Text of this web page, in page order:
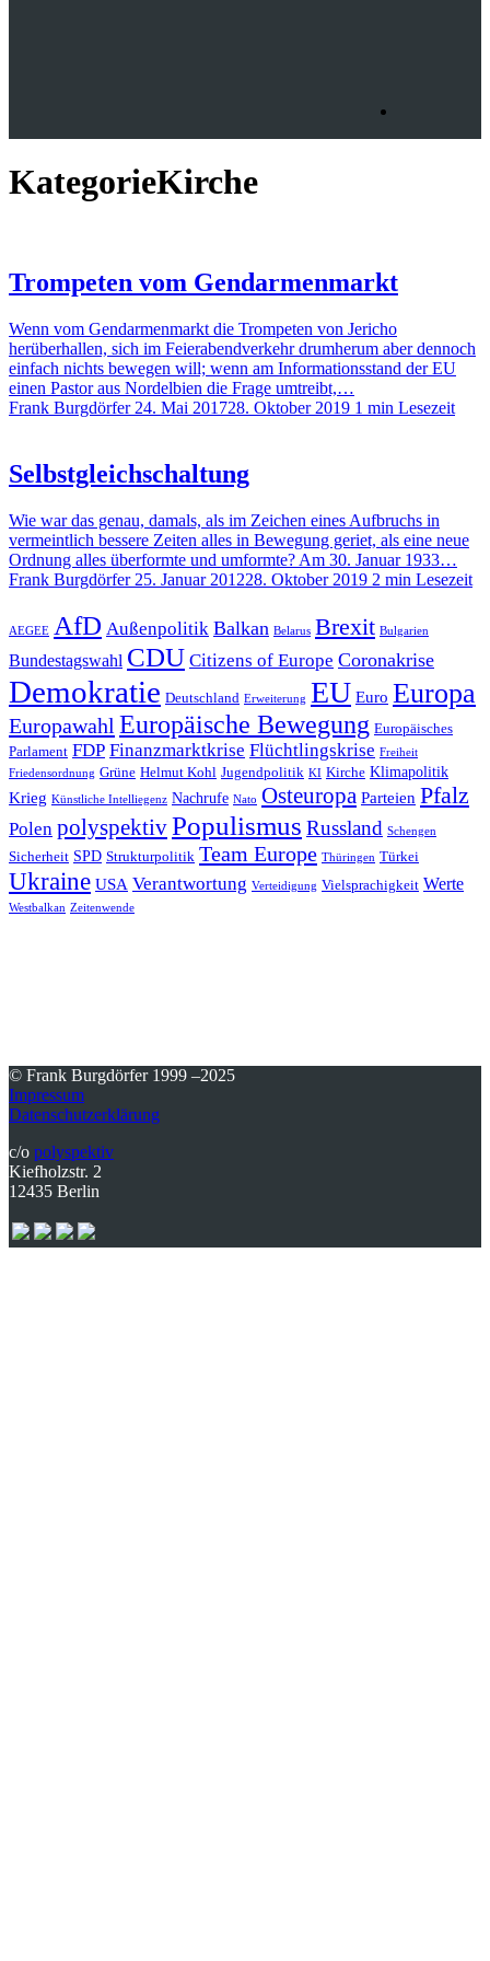
KategorieKirche
Trompeten vom Gendarmenmarkt
Wenn vom Gendarmenmarkt die Trompeten von Jericho
herüberhallen, sich im Feierabendverkehr drumherum aber dennoch
einfach nichts bewegen will; wenn am Informationsstand der EU
einen Pastor aus Nordelbien die Frage umtreibt,…
Frank Burgdörfer 24. Mai 201728. Oktober 2019 1 min Lesezeit
Selbstgleichschaltung
Wie war das genau, damals, als im Zeichen eines Aufbruchs in
vermeintlich bessere Zeiten alles in Bewegung geriet, als eine neue
Ordnung alles überformte und umformte? Am 30. Januar 1933…
Frank Burgdörfer 25. Januar 201228. Oktober 2019 2 min Lesezeit
AEGEE AfD Außenpolitik Balkan Belarus Brexit Bulgarien
Bundestagswahl CDU Citizens of Europe Coronakrise
Demokratie Deutschland Erweiterung EU Euro Europa
Europawahl Europäische Bewegung Europäisches
Parlament FDP Finanzmarktkrise Flüchtlingskrise Freiheit
Friedensordnung Grüne Helmut Kohl Jugendpolitik KI Kirche Klimapolitik
Krieg Künstliche Intelliegenz Nachrufe Nato Osteuropa Parteien Pfalz
Polen polyspektivPopulismus Russland Schengen
Sicherheit SPD Strukturpolitik Team Europe Thüringen Türkei
Ukraine USA Verantwortung Verteidigung Vielsprachigkeit Werte
Westbalkan Zeitenwende
© Frank Burgdörfer 1999 –2025
Impressum
Datenschutzerklärung
c/o polyspektiv
Kiefholzstr. 2
12435 Berlin